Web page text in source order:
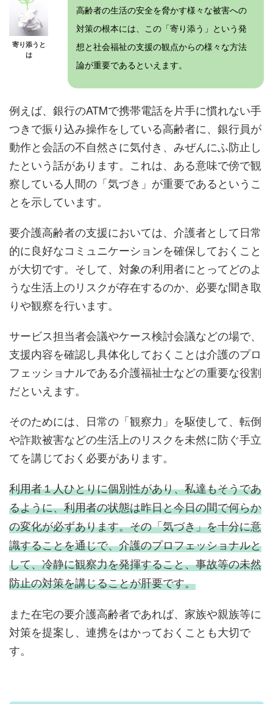
寄り添うと
は
高齢者の生活の安全を脅かす様々な被害への
対策の根本には、この「寄り添う」という発
想と社会福祉の支援の観点からの様々な方法
論が重要であるといえます。
例えば、銀行のATMで携帯電話を片手に慣れない手
つきで振り込み操作をしている高齢者に、銀行員が
動作と会話の不自然さに気付き、みぜんにふ防止し
たという話があります。これは、ある意味で傍で観
察している人間の「気づき」が重要であるというこ
とを示しています。
要介護高齢者の支援においては、介護者として日常
的に良好なコミュニケーションを確保しておくこと
が大切です。そして、対象の利用者にとってどのよ
うな生活上のリスクが存在するのか、必要な聞き取
りや観察を行います。
サービス担当者会議やケース検討会議などの場で、
支援内容を確認し具体化しておくことは介護のプロ
フェッショナルである介護福祉士などの重要な役割
だといえます。
そのためには、日常の「観察力」を駆使して、転倒
や詐欺被害などの生活上のリスクを未然に防ぐ手立
てを講じておく必要があります。
利用者１人ひとりに個別性があり、私達もそうであ
るように、利用者の状態は昨日と今日の間で何らか
の変化が必ずあります。その「気づき」を十分に意
識することを通じで、介護のプロフェッショナルと
して、冷静に観察力を発揮すること、事故等の未然
防止の対策を講じることが肝要です。
また在宅の要介護高齢者であれば、家族や親族等に
対策を提案し、連携をはかっておくことも大切で
す。